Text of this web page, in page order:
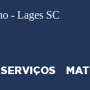
- Lages SC
SERVIÇOS